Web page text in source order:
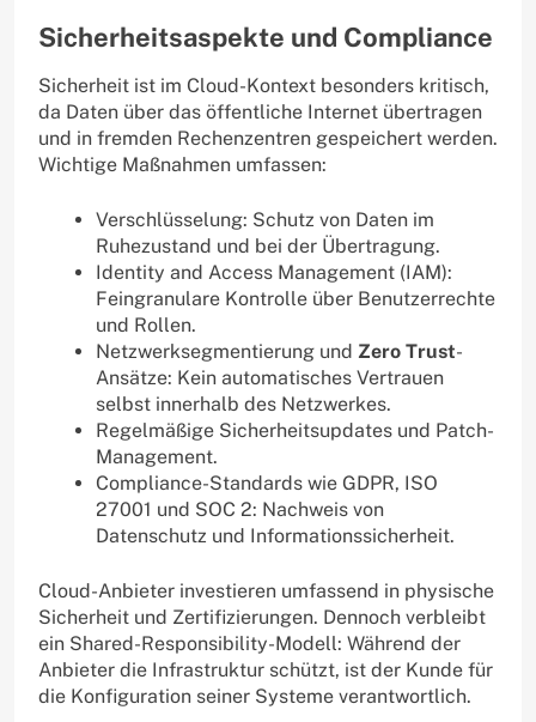
Sicherheitsaspekte und Compliance
Sicherheit ist im Cloud-Kontext besonders kritisch,
da Daten über das öffentliche Internet übertragen
und in fremden Rechenzentren gespeichert werden.
Wichtige Maßnahmen umfassen:
Verschlüsselung: Schutz von Daten im
Ruhezustand und bei der Übertragung.
Identity and Access Management (IAM):
Feingranulare Kontrolle über Benutzerrechte
und Rollen.
Netzwerksegmentierung und Zero Trust-
Ansätze: Kein automatisches Vertrauen
selbst innerhalb des Netzwerkes.
Regelmäßige Sicherheitsupdates und Patch-
Management.
Compliance-Standards wie GDPR, ISO
27001 und SOC 2: Nachweis von
Datenschutz und Informationssicherheit.
Cloud-Anbieter investieren umfassend in physische
Sicherheit und Zertifizierungen. Dennoch verbleibt
ein Shared-Responsibility-Modell: Während der
Anbieter die Infrastruktur schützt, ist der Kunde für
die Konfiguration seiner Systeme verantwortlich.